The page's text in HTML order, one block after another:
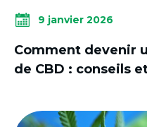
9 janvier 2026
Comment devenir
de CBD : conseils